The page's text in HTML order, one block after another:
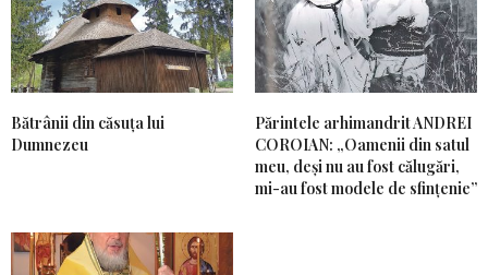
Bătrânii din căsuța lui
Dumnezeu
Părintele arhimandrit ANDREI
COROIAN: „Oamenii din satul
meu, deși nu au fost călugări,
mi-au fost modele de sfințenie”